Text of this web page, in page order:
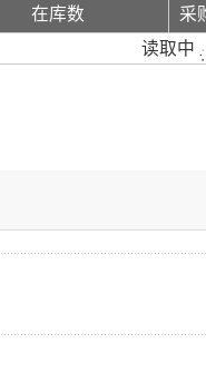
在库数
采
读取中